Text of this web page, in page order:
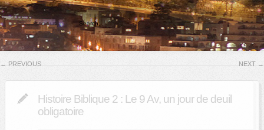
← PREVIOUS NEXT →
Histoire Biblique 2 : Le 9 Av, un jour de deuil
obligatoire